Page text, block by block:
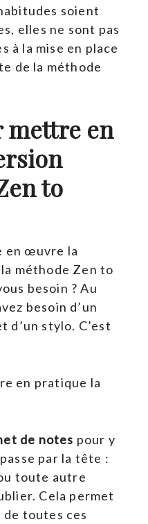
soient
elles ne sont pas
à la mise en place
de la méthode
mettre en
to
en œuvre la
méthode Zen to
besoin ? Au
besoin d’un
stylo. C’est
en pratique la
de notes pour y
par la tête :
toute autre
Cela permet
toutes ces